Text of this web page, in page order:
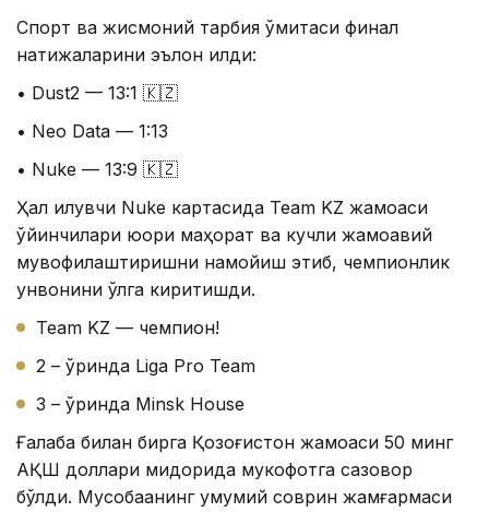
Спорт ва жисмоний тарбия қўмитаси финал
натижаларини эълон қилди:
• Dust2 — 13:1 🇰🇿
• Neo Data — 1:13
• Nuke — 13:9 🇰🇿
Ҳал қилувчи Nuke картасида Team KZ жамоаси
ўйинчилари юқори маҳорат ва кучли жамоавий
мувофиқлаштиришни намойиш этиб, чемпионлик
унвонини қўлга киритишди.
Team KZ — чемпион!
2 – ўринда Liga Pro Team
3 – ўринда Minsk House
Ғалаба билан бирга Қозоғистон жамоаси 50 минг
АҚШ доллари миқдорида мукофотга сазовор
бўлди. Мусобақанинг умумий соврин жамғармаси